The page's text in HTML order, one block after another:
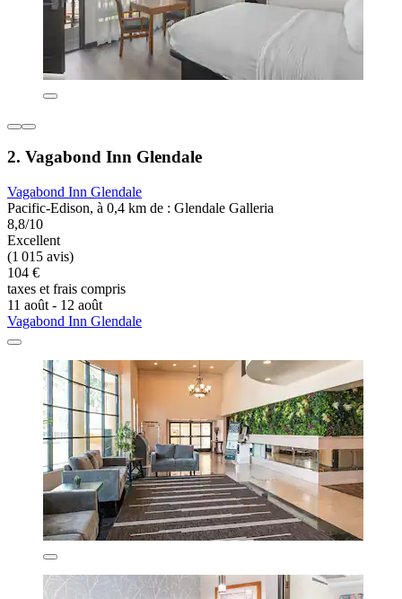
2. Vagabond Inn Glendale
Vagabond Inn Glendale
Pacific-Edison, à 0,4 km de : Glendale Galleria
8,8/10
Excellent
(1 015 avis)
104 €
taxes et frais compris
11 août - 12 août
Vagabond Inn Glendale